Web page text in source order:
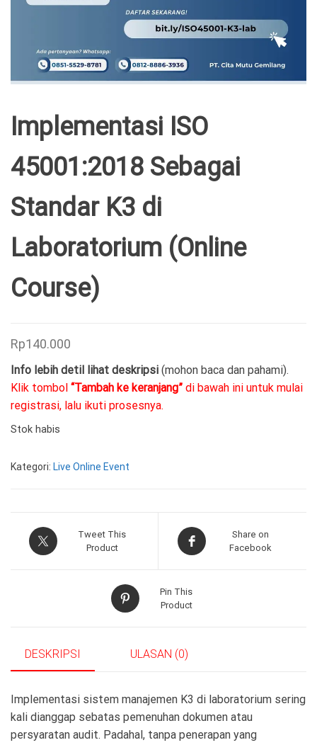
Implementasi ISO
45001:2018 Sebagai
Standar K3 di
Laboratorium (Online
Course)
Rp140.000
Info lebih detil lihat deskripsi (mohon baca dan pahami).
Klik tombol “Tambah ke keranjang” di bawah ini untuk mulai
registrasi, lalu ikuti prosesnya.
Stok habis
Kategori: Live Online Event
Tweet This
Product
Share on
Facebook
Pin This
Product
DESKRIPSI ULASAN (0)
Implementasi sistem manajemen K3 di laboratorium sering
kali dianggap sebatas pemenuhan dokumen atau
persyaratan audit. Padahal, tanpa penerapan yang